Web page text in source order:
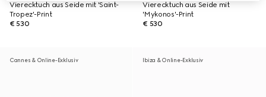
Vierecktuch aus Seide mit 'Saint-
Tropez'-Print
€ 530
Vierecktuch aus Seide mit
'Mykonos'-Print
€ 530
Cannes & Online-Exklusiv Ibiza & Online-Exklusiv